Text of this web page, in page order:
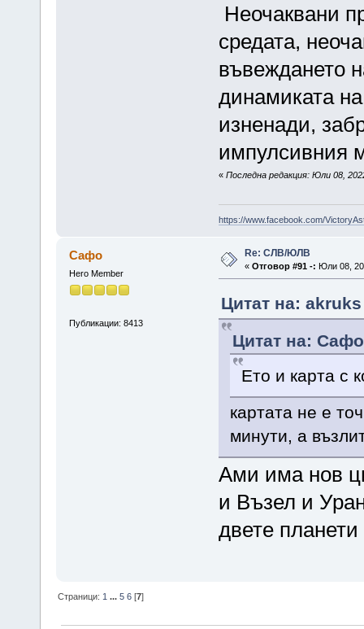
Неочаквани
средата,
въвеждането
динамиката
изненади,
импулсивния
« Последна редакция: Юли 08,
https://www.facebook.com/
Сафо
Hero Member
Публикации: 8413
Re: СЛВ/ЮЛВ
« Отговор #91 -: Юли 08,
Цитат на:
Цитат на:
Ето и карта с
картата не е
минути, а
Ами има нов
и Възел и
двете планети
Страници: 1 ...5 6 [7]